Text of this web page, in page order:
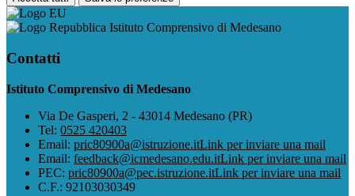
Istituto Comprensivo di Medesano
Contatti
Istituto Comprensivo di Medesano
Via De Gasperi, 2 - 43014 Medesano (PR)
Tel: 0525 420403
Email: pric80900a@istruzione.itLink per inviare una mail
Email: feedback@icmedesano.edu.itLink per inviare una mail
PEC: pric80900a@pec.istruzione.itLink per inviare una mail
C.F.: 92103030349